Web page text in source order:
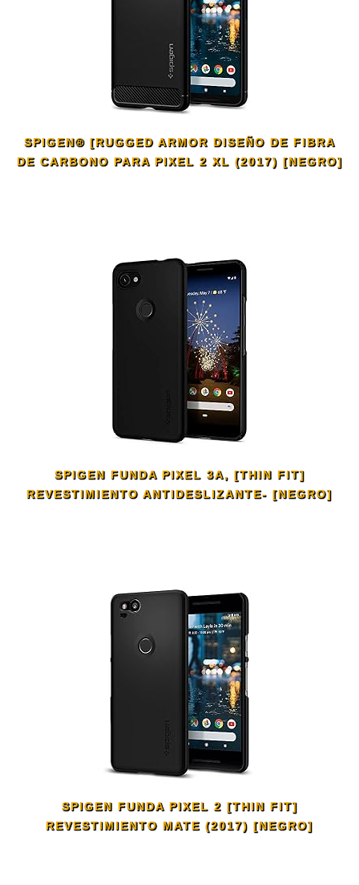
SPIGEN® [RUGGED ARMOR DISEÑO DE FIBRA
DE CARBONO PARA PIXEL 2 XL (2017) [NEGRO]
SPIGEN FUNDA PIXEL 3A, [THIN FIT]
REVESTIMIENTO ANTIDESLIZANTE- [NEGRO]
SPIGEN FUNDA PIXEL 2 [THIN FIT]
REVESTIMIENTO MATE (2017) [NEGRO]